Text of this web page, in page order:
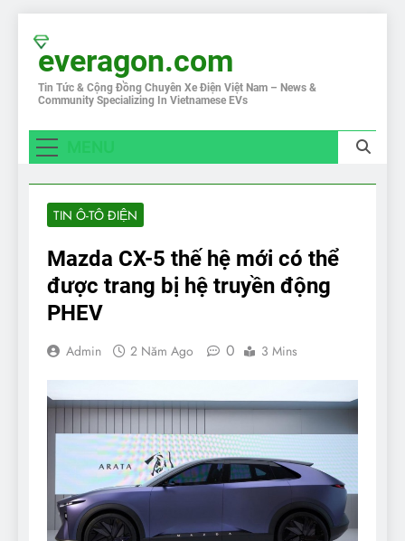
content
everagon.com
Tin Tức & Cộng Đồng Chuyên Xe Điện Việt Nam – News &
Community Specializing In Vietnamese EVs
TIN Ô-TÔ ĐIỆN
Mazda CX-5 thế hệ mới có thể
được trang bị hệ truyền động
PHEV
Admin 2 Năm Ago 0 3 Mins